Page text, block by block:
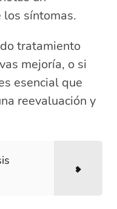
síntomas.
tratamiento
mejoría, o si
esencial que
reevaluación y